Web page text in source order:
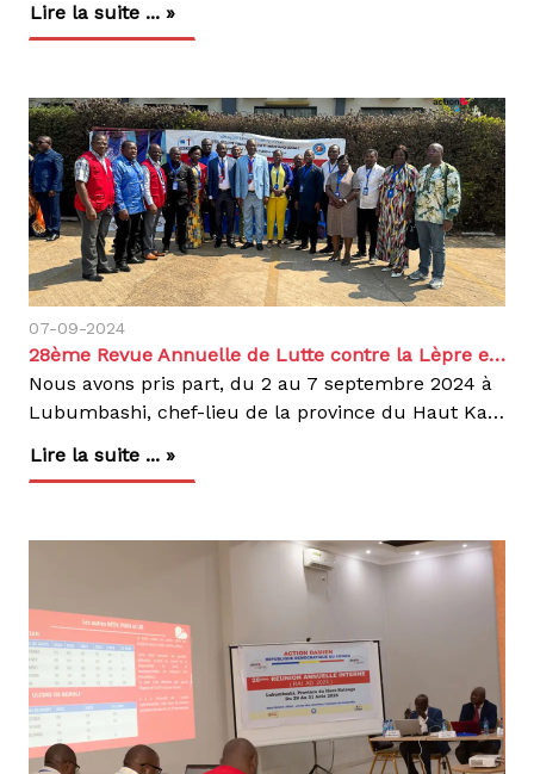
Lire la suite ... »
07-09-2024
28ème Revue Annuelle de Lutte contre la Lèpre et la Tuberculose en RDC : Un Pas de plus vers l'élimination de deux endémies
Nous avons pris part, du 2 au 7 septembre 2024 à
Lubumbashi, chef-lieu de la province du Haut Katanga à la 28ème Réunion Annuelle de Lutte contre la Lèpre et la Tuberculose (RALT). Organisée par les Programmes Nationaux de Lutte contre la Lèpre (PNEL) et la Tuberculose (PNLT), avec l'appui du Ministère de la Santé Publique, Hygiène et Prévoyance Sociale, cette réunion visait à évaluer les avancées réalisées dans la lutte contre ces deux endémies et à identifier les défis à surmonter pour une meilleure efficacité.Thème et ObjectifsCette édition s'est tenue sous le thème : « Un pas de plus vers l'élimination de la lèpre et de la tuberculose en RDC : Innovations, Renforcement du Système de Santé et mise en œuvre de la Couverture Santé Universelle ». Les travaux ont rassemblé 104 participants, notamment des cadres des Coordinations provinciales de lutte contre la lèpre et la tuberculose, des unités centrales, ainsi que des partenaires techniques et financiers comme l’OMS, USAID, le Fonds Mondial et Action Damien.L’objectif général de la RALT était de contribuer à l'accélération de l'élimination de la lèpre et de la tuberculose en RDC. Les objectifs spécifiques incluaient l’évaluation des recommandations de la précédente revue, la validation des données épidémiologiques de 2023, ainsi que l’analyse des progrès et des obstacles dans la mise en œuvre des stratégies de lutte.Analyse des Résultats et InnovationsDurant cette revue, un accent particulier a été mis sur les approches innovantes et les nouvelles technologies utilisées dans la lutte contre ces maladies. Les discussions ont porté sur quatre principaux domaines d'intervention : la présomption, la prévention, le dépistage, et le traitement.Présomption : Une analyse approfondie des méthodes d’identification des personnes présumées infectées dans les communautés a été réalisée. Cela incluait des approches pour identifier les signes de la lèpre, de la tuberculose et des maladies tropicales négligées (MTN).Prévention : L'évaluation de la couverture vaccinale BCG et des traitements préventifs a été mise en avant, tout comme les efforts pour prévenir les infirmités liées à la lèpre.Dépistage : Les résultats des dépistages actifs et de routine, notamment dans les zones à forte vulnérabilité comme les prisons, ont été examinés. Les campagnes de dépistage telles que les "Journées Lèpre au Village" ont également été soulignées.Traitement : Le suivi des patients mis sous traitement entre 2022 et 2023 a été discuté, avec une attention particulière sur les goulots d’étranglement dans la prise en charge et les solutions proposées.Performance du réseau de laboratoire et gestion des médicamentsLe diagnostic en laboratoire, pilier de la lutte contre la tuberculose, a fait l’objet d’une analyse rigoureuse. Des solutions ont été proposées pour améliorer la qualité des services offerts, en lien avec la gestion des médicaments et des intrants de laboratoire. Un plan d’urgence a été élaboré pour les provinces en proie à l’insécurité.Lèpre : Bilan et DéfisLe nombre de cas de lèpre a légèrement augmenté en passant de 3 720 en 2022 à 3 945 en 2023. Bien que les infirmités de second degré aient diminué, de nombreux obstacles subsistent, tels que la faible couverture programmatique et l'insuffisance des financements. Les efforts doivent se poursuivre pour intégrer la détection avec les autres MTN à manifestations cutanées, telles que l'ulcère de Buruli.Tuberculose : Performances et ProgrèsLes participants ont examiné la notification des cas de tuberculose sensible et pharmaco-résistante, ainsi que la performance du réseau de diagnostic. Les progrès réalisés dans la gestion des cas pédiatriques et des populations clés ont été encouragés. Cependant, la rupture des stocks de médicaments et d'intrants de laboratoire reste un défi important, nécessitant des mesures de mitigation urgentes.Recommandations et PerspectivesLes principales recommandations pour l’année 2025 incluent l’amélioration de la notification des cas, le renforcement des capacités diagnostiques, ainsi que l’accroissement du soutien communautaire dans la recherche des soins, l’adhésion au traitement et la guérison. La mobilisation de financements réguliers a été fortement encouragée pour atteindre les objectifs fixés.En conclusion, la 28ème RALT a permis de faire le point sur les progrès accomplis tout en identifiant les lacunes à combler pour renforcer la lutte contre la lèpre et la tuberculose en RDC. Les participants ont réaffirmé leur engagement à travailler ensemble vers l'élimination de ces deux endémies, en se basant sur les innovations, le renforcement des systèmes de santé et l’implication communautaire et en tant qu’organisation engagée depuis des décennies dans la lutte contre ces maladies, nous continuerons à jouer un rôle clé pour rapprocher la RDC vers l'élimination de la lèpre et de la tuberculose.
Lire la suite ... »